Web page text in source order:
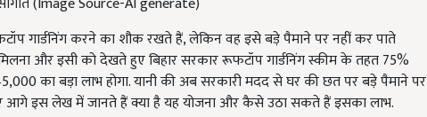
गार्डनिंग करने का शौक रखते हैं, लेकिन वह इसे बड़े पैमाने पर नहीं कर पाते
और इसी को देखते हुए बिहार सरकार रूफटॉप गार्डनिंग स्कीम के तहत 75%
का बड़ा लाभ होगा. यानी की अब सरकारी मदद से घर की छत पर बड़े पैमाने पर
आगे इस लेख में जानते हैं क्या है यह योजना और कैसे उठा सकते हैं इसका लाभ.